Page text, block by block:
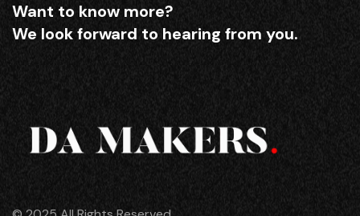
Want to know more?
We look forward to hearing from you.